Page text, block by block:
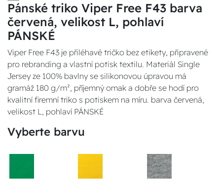
Pánské triko Viper Free F43 barva
červená, velikost L, pohlaví
PÁNSKÉ
Viper Free F43 je přiléhavé tričko bez etikety, připravené
pro rebranding a vlastní potisk textilu. Materiál Single
Jersey ze 100% bavlny se silikonovou úpravou má
gramáž 180 g/m², příjemný omak a dobře se hodí pro
kvalitní firemní triko s potiskem na míru. barva červená,
velikost L, pohlaví PÁNSKÉ
Vyberte barvu